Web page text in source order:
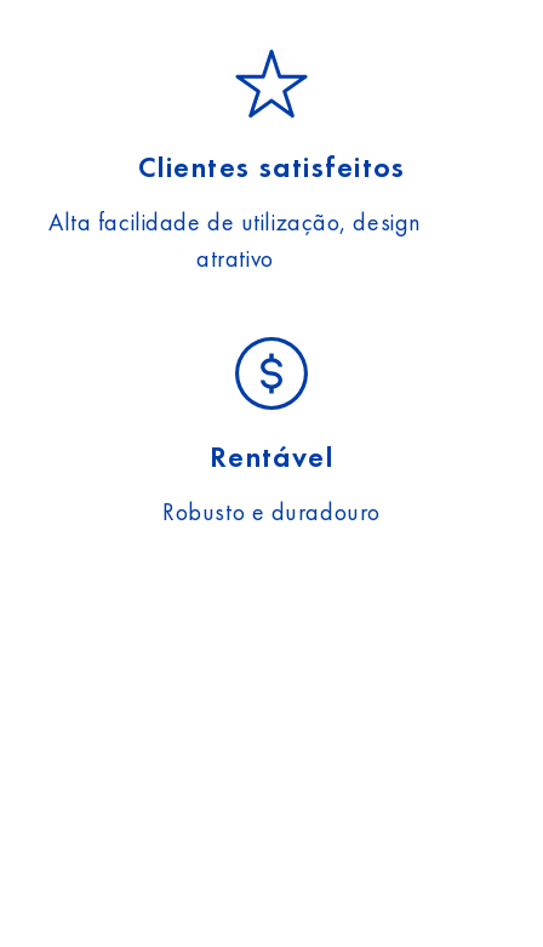
Clientes satisfeitos
Alta facilidade de utilização, design
atrativo
Rentável
Robusto e duradouro